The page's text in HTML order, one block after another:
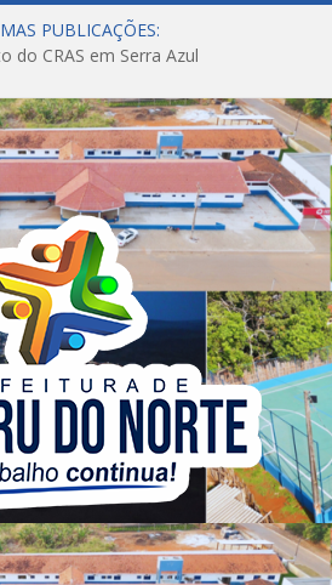
PUBLICAÇÕES:
do CRAS em Serra Azul